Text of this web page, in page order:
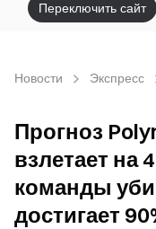
Переключить сайт
Новости Экспресс
Прогноз
взлетает на
команды
достигает